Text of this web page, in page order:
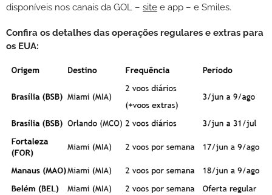
disponíveis nos canais da GOL – site e app – e Smiles.
Confira os detalhes das operações regulares e extras para
os EUA: